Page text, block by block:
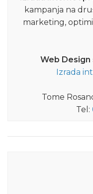
kampanja na
marketing,
Web Design
Izrada
Tome
Tel: